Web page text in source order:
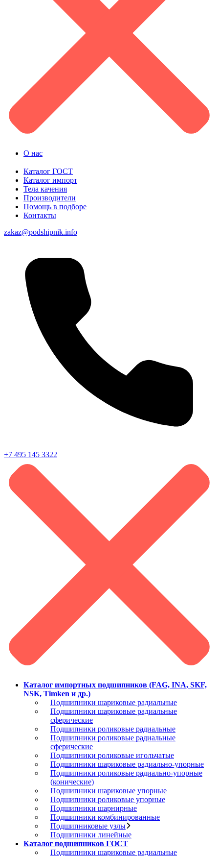
О нас
Каталог ГОСТ
Каталог импорт
Тела качения
Производители
Помощь в подборе
Контакты
zakaz@podshipnik.info
+7 495 145 3322
Каталог импортных подшипников (FAG, INA, SKF,
NSK, Timken и др.)
Подшипники шариковые радиальные
Подшипники шариковые радиальные
сферические
Подшипники роликовые радиальные
Подшипники роликовые радиальные
сферические
Подшипники роликовые игольчатые
Подшипники шариковые радиально-упорные
Подшипники роликовые радиально-упорные
(конические)
Подшипники шариковые упорные
Подшипники роликовые упорные
Подшипники шарнирные
Подшипники комбинированные
Подшипниковые узлы
Подшипники линейные
Каталог подшипников ГОСТ
Подшипники шариковые радиальные